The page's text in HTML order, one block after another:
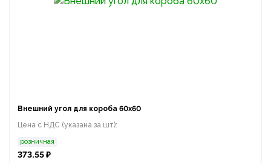
Внешний угол для короба 60х60
Цена с НДС (указана за шт):
розничная
373.55 ₽